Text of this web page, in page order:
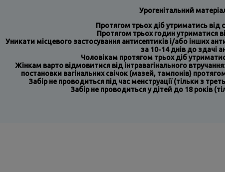
Урогенітальний
Протягом трьох діб утриматись від
Протягом трьох годин утриматися
Уникати місцевого застосування антисептиків і/або інших
за 10-14 днів до здачі
Чоловікам протягом трьох діб
Жінкам варто відмовитися від інтравагінального
постановки вагінальних свічок (мазей, тампонів)
Забір не проводиться під час менструації (тільки з
Забір не проводиться у дітей до 18 років